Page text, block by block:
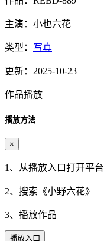
主演：小也六花
类型： 写真
更新：2025-10-23
作品播放
播放方法
×
1、从播放入口打开平台
2、搜索《小野六花》
3、播放作品
播放入口